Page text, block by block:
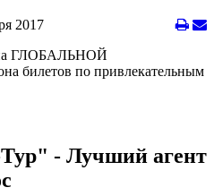
2017
на ГЛОБАЛЬНОЙ
билетов по привлекательным
- Лучший агент